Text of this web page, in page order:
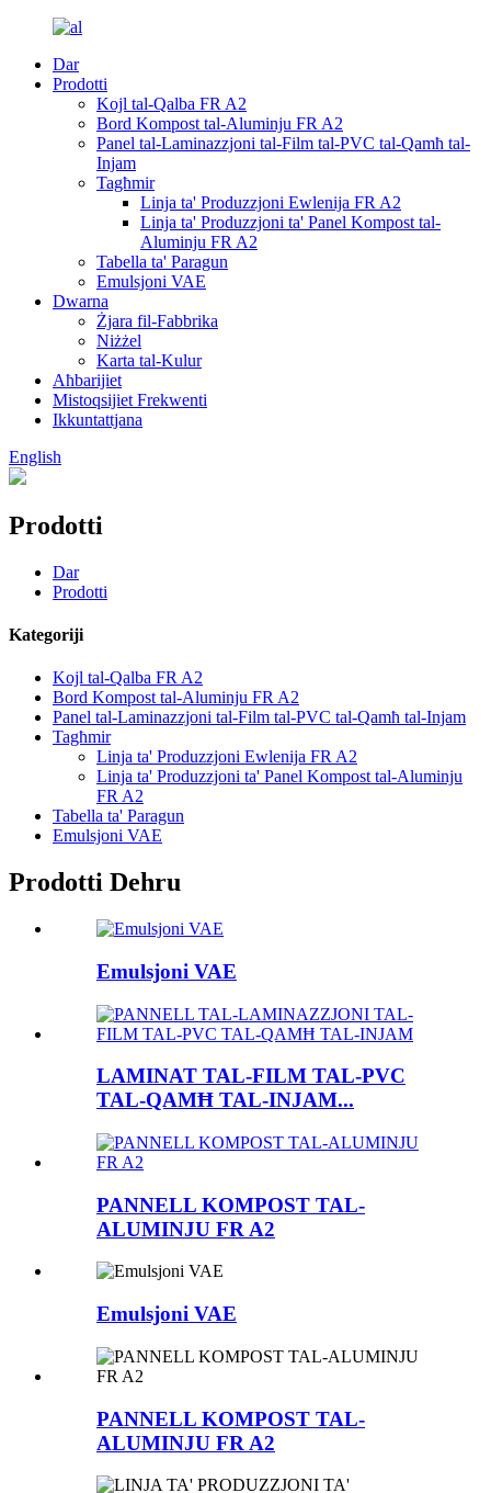
Dar
Prodotti
Kojl tal-Qalba FR A2
Bord Kompost tal-Aluminju FR A2
Panel tal-Laminazzjoni tal-Film tal-PVC tal-Qamħ tal-
Injam
Tagħmir
Linja ta' Produzzjoni Ewlenija FR A2
Linja ta' Produzzjoni ta' Panel Kompost tal-
Aluminju FR A2
Tabella ta' Paragun
Emulsjoni VAE
Dwarna
Żjara fil-Fabbrika
Niżżel
Karta tal-Kulur
Aħbarijiet
Mistoqsijiet Frekwenti
Ikkuntattjana
English
Prodotti
Dar
Prodotti
Kategoriji
Kojl tal-Qalba FR A2
Bord Kompost tal-Aluminju FR A2
Panel tal-Laminazzjoni tal-Film tal-PVC tal-Qamħ tal-Injam
Tagħmir
Linja ta' Produzzjoni Ewlenija FR A2
Linja ta' Produzzjoni ta' Panel Kompost tal-Aluminju
FR A2
Tabella ta' Paragun
Emulsjoni VAE
Prodotti Dehru
Emulsjoni VAE
LAMINAT TAL-FILM TAL-PVC
TAL-QAMĦ TAL-INJAM...
PANNELL KOMPOST TAL-
ALUMINJU FR A2
Emulsjoni VAE
PANNELL KOMPOST TAL-
ALUMINJU FR A2